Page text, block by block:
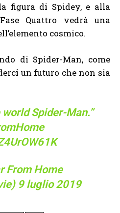
figura di Spidey, e alla
Quattro vedrà una
cosmico.
di Spider-Man, come
un futuro che non sia
world Spider-Man.”
From Home
9 luglio 2019